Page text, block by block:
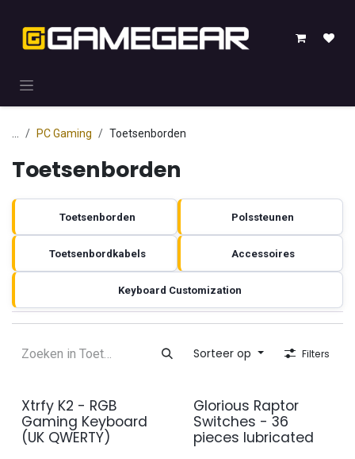
PC Gaming Toetsenborden
Toetsenborden
Toetsenborden Polssteunen
Toetsenbordkabels Accessoires
Keyboard Customization
Sorteer op Filters
Xtrfy K2 - RGB
Gaming Keyboard
(UK QWERTY)
Glorious Raptor
Switches - 36
pieces lubricated